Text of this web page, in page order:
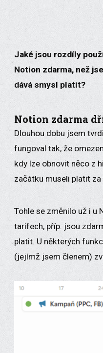
Jaké jsou rozdíly
Notion zdarma, než
dává smysl platit?
Notion zdarma
Dlouhou dobu jsem
fungoval tak, že
kdy lze obnovit něco z
začátku museli platit
Tohle se změnilo už i u
tarifech, příp. jsou
platit. U některých
(jejímž jsem členem)